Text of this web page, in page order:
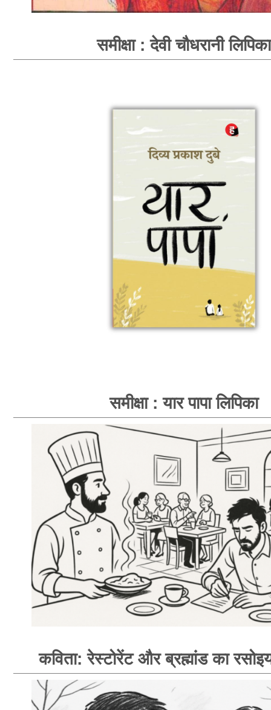
समीक्षा : देवी चौधरानी लिपिका
समीक्षा : यार पापा लिपिका
कविता: रेस्टोरेंट और ब्रह्मांड का